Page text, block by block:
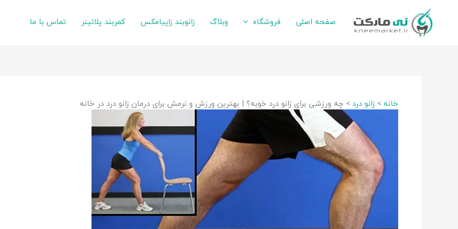
صفحه اصلی فروشگاه وبلاگ زانوبند زاپیامکس کمربند پلاتینر تماس با ما
خانه زانو درد چه ورزشی برای زانو درد خوبه؟ | بهترین ورزش و نرمش برای درمان زانو درد در خانه